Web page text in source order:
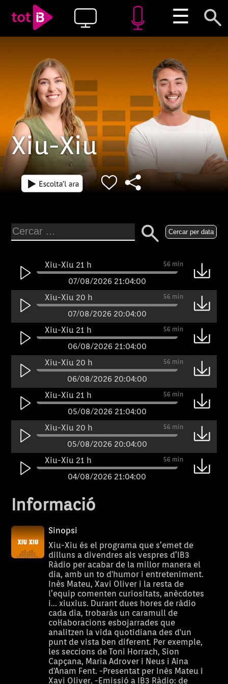
☰
Xiu-Xiu
Cercar per data
Xiu-Xiu 21 h 56 min
07/08/2026 21:04:00
Xiu-Xiu 20 h
56 min
07/08/2026 20:04:00
Xiu-Xiu 21 h
56 min
06/08/2026 21:04:00
Xiu-Xiu 20 h
56 min
06/08/2026 20:04:00
Xiu-Xiu 21 h
56 min
05/08/2026 21:04:00
Xiu-Xiu 20 h
56 min
05/08/2026 20:04:00
Xiu-Xiu 21 h
56 min
04/08/2026 21:04:00
04/08/2026 20:04:00
Xiu-Xiu 21 h
03/08/2026 21:04:00
Xiu-Xiu 20 h
56 min
03/08/2026 20:04:00
Xiu-Xiu 21 h
56 min
31/07/2026 21:04:00
Xiu-Xiu 20 h
56 min
31/07/2026 20:04:00
Xiu-Xiu 21 h
56 min
30/07/2026 21:04:00
Informació
Sinopsi
Xiu-Xiu és el programa que s’emet de
dilluns a divendres als vespres d’IB3
Ràdio per acabar de la millor manera el
dia, amb un to d'humor i entreteniment.
Inès Mateu, Xavi Oliver i la resta de
l’equip comenten curiositats, anècdotes
i... xiuxius. Durant dues hores de ràdio
cada dia, trobaràs un caramull de
col·laboracions esbojarrades que
analitzen la vida quotidiana des d'un
punt de vista ben diferent. Per exemple,
les seccions de Toni Horrach, Sion
Capçana, Maria Adrover i Neus i Aina
d'Anam Fent. -Presentat per Inès Mateu i
Xavi Oliver. -Emissió a IB3 Ràdio: de